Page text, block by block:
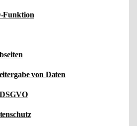
Funktion
von Daten